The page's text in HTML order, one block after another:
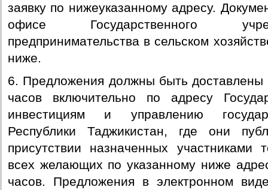
заявку по нижеуказанному адресу.
офисе Государственного
предпринимательства в сельском
ниже.
6. Предложения должны быть
часов включительно по адресу
инвестициям и управлению
Республики Таджикистан, где они
присутствии назначенных участниками
всех желающих по указанному ниже
часов. Предложения в электронном